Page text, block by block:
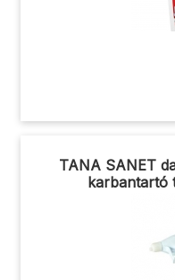
TANA SANET
karbantartó